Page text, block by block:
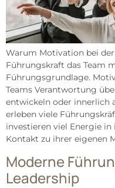
Warum Motivation bei
Führungskraft das Team
Führungsgrundlage.
Teams Verantwortung
entwickeln oder innerlich
erleben viele
investieren viel Energie in
Kontakt zu ihrer eigenen
Moderne
Leadership